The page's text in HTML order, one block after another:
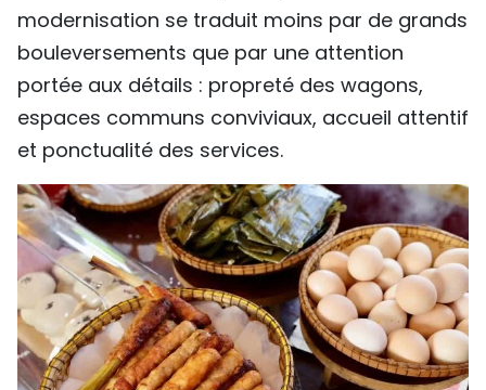
modernisation se traduit moins par de grands
bouleversements que par une attention
portée aux détails : propreté des wagons,
espaces communs conviviaux, accueil attentif
et ponctualité des services.